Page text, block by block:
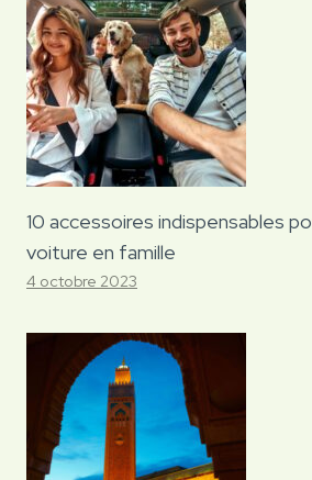
10 accessoires indispensables
voiture en famille
4 octobre 2023